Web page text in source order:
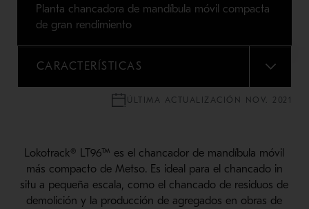
Planta chancadora de mandíbula móvil compacta
de gran rendimiento
CARACTERÍSTICAS
MENU
ÚLTIMA ACTUALIZACIÓN NOV. 2021
Lokotrack® LT96™ es el chancador de mandíbula móvil
más compacto de Metso. Es ideal para el chancado in
situ a pequeña escala, como el chancado de residuos de
demolición y la producción de agregados en obras de